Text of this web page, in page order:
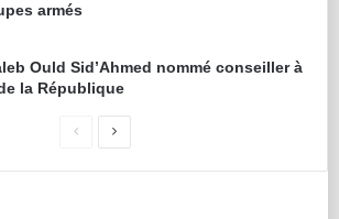
armés
Ould Sid’Ahmed nommé conseiller à
la République